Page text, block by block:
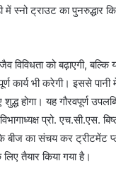
ट्राउट का पुनरुद्धार
विविधता को बढ़ाएगी,
कार्य भी करेगी। इससे
होगा। यह गौरवपूर्ण
प्रो. एच.सी.एस.
का संचय कर ट्रीटमेंट
तैयार किया गया है।